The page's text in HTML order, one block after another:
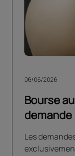
Bourse
demande
06/06/2026
Les